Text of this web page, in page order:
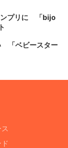
ンプリに 「bijo
「ベビースター